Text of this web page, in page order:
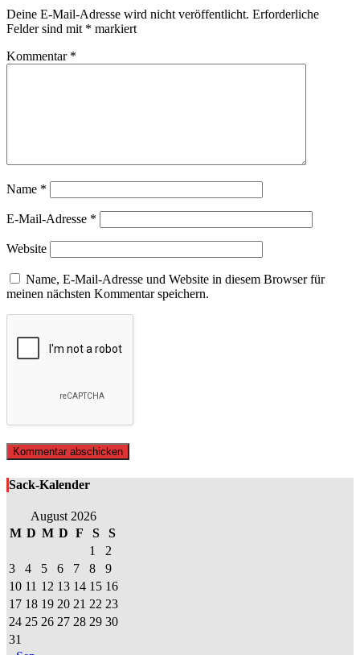
Deine E-Mail-Adresse wird nicht veröffentlicht. Erforderliche
Felder sind mit * markiert
Kommentar *
Name *
E-Mail-Adresse *
Website
Name, E-Mail-Adresse und Website in diesem Browser für
meinen nächsten Kommentar speichern.
Sack-Kalender
August 2026
M D M D F S
S
1
2
3
4 5 6 7 8
9
10 11 12 13 14 15 16
17 18 19 20 21 22 23
24 25 26 27 28 29 30
31